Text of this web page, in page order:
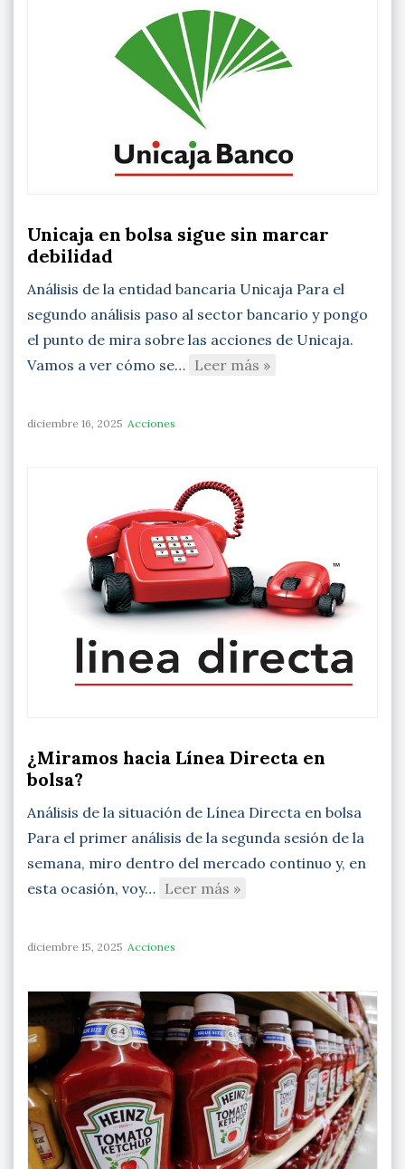
Unicaja en bolsa sigue sin marcar
debilidad
Análisis de la entidad bancaria Unicaja Para el
segundo análisis paso al sector bancario y pongo
el punto de mira sobre las acciones de Unicaja.
Vamos a ver cómo se… Leer más »
diciembre 16, 2025 Acciones
¿Miramos hacia Línea Directa en
bolsa?
Análisis de la situación de Línea Directa en bolsa
Para el primer análisis de la segunda sesión de la
semana, miro dentro del mercado continuo y, en
esta ocasión, voy… Leer más »
diciembre 15, 2025 Acciones